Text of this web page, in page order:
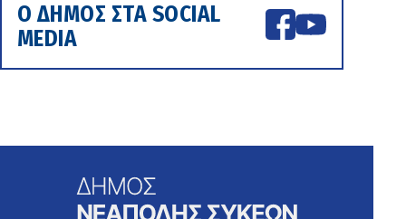
Ο ΔΗΜΟΣ ΣΤΑ SOCIAL
MEDIA